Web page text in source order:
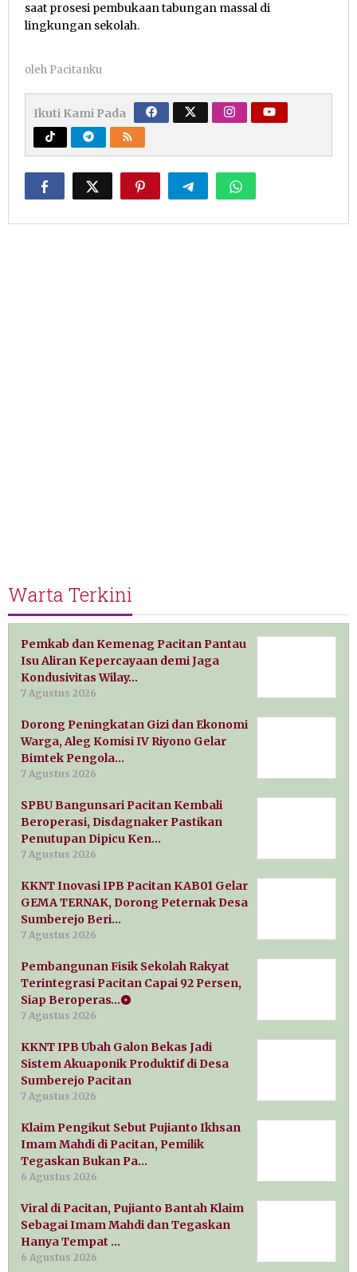
saat prosesi pembukaan tabungan massal di
lingkungan sekolah.
oleh Pacitanku
Ikuti Kami Pada
Warta Terkini
Pemkab dan Kemenag Pacitan Pantau
Isu Aliran Kepercayaan demi Jaga
Kondusivitas Wilay…
7 Agustus 2026
Dorong Peningkatan Gizi dan Ekonomi
Warga, Aleg Komisi IV Riyono Gelar
Bimtek Pengola…
7 Agustus 2026
SPBU Bangunsari Pacitan Kembali
Beroperasi, Disdagnaker Pastikan
Penutupan Dipicu Ken…
7 Agustus 2026
KKNT Inovasi IPB Pacitan KAB01 Gelar
GEMA TERNAK, Dorong Peternak Desa
Sumberejo Beri…
7 Agustus 2026
Pembangunan Fisik Sekolah Rakyat
Terintegrasi Pacitan Capai 92 Persen,
Siap Beroperas…
7 Agustus 2026
KKNT IPB Ubah Galon Bekas Jadi
Sistem Akuaponik Produktif di Desa
Sumberejo Pacitan
7 Agustus 2026
Klaim Pengikut Sebut Pujianto Ikhsan
Imam Mahdi di Pacitan, Pemilik
Tegaskan Bukan Pa…
6 Agustus 2026
Viral di Pacitan, Pujianto Bantah Klaim
Sebagai Imam Mahdi dan Tegaskan
Hanya Tempat …
6 Agustus 2026